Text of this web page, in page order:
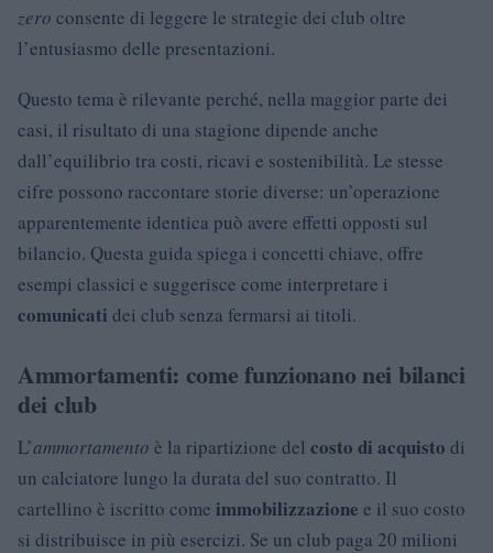
zero consente di leggere le strategie dei club oltre
l’entusiasmo delle presentazioni.
Questo tema è rilevante perché, nella maggior parte dei
casi, il risultato di una stagione dipende anche
dall’equilibrio tra costi, ricavi e sostenibilità. Le stesse
cifre possono raccontare storie diverse: un’operazione
apparentemente identica può avere effetti opposti sul
bilancio. Questa guida spiega i concetti chiave, offre
esempi classici e suggerisce come interpretare i
comunicati dei club senza fermarsi ai titoli.
Ammortamenti: come funzionano nei bilanci
dei club
L’ammortamento è la ripartizione del costo di acquisto di
un calciatore lungo la durata del suo contratto. Il
cartellino è iscritto come immobilizzazione e il suo costo
si distribuisce in più esercizi. Se un club paga 20 milioni